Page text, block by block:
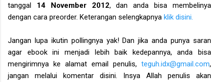
tanggal 14 November 2012, dan anda bisa membelinya
dengan cara preorder. Keterangan selengkapnya klik disini.
Jangan lupa ikutin pollingnya yak! Dan jika anda punya saran
agar ebook ini menjadi lebih baik kedepannya, anda bisa
mengirimnya ke alamat email penulis, teguh.idx@gmail.com,
jangan melalui komentar disini. Insya Allah penulis akan